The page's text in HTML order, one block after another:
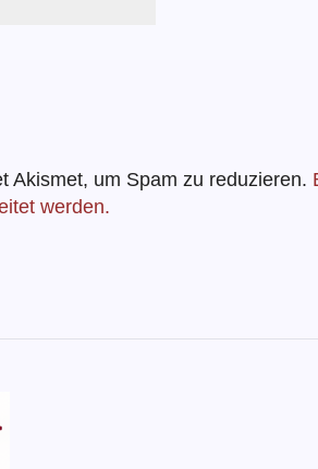
Akismet, um Spam zu reduzieren.
werden.